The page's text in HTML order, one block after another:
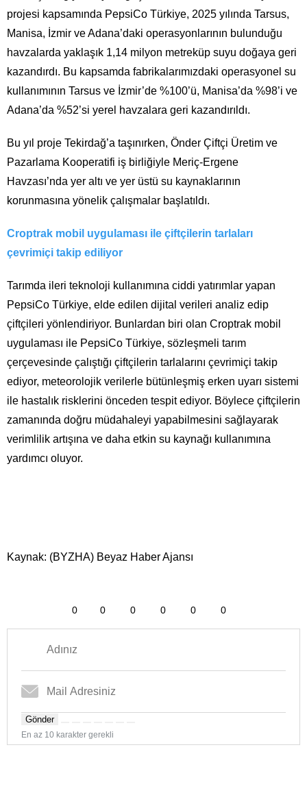
projesi kapsamında PepsiCo Türkiye, 2025 yılında Tarsus,
Manisa, İzmir ve Adana’daki operasyonlarının bulunduğu
havzalarda yaklaşık 1,14 milyon metreküp suyu doğaya geri
kazandırdı. Bu kapsamda fabrikalarımızdaki operasyonel su
kullanımının Tarsus ve İzmir’de %100’ü, Manisa’da %98’i ve
Adana’da %52’si yerel havzalara geri kazandırıldı.
Bu yıl proje Tekirdağ’a taşınırken, Önder Çiftçi Üretim ve
Pazarlama Kooperatifi iş birliğiyle Meriç-Ergene
Havzası’nda yer altı ve yer üstü su kaynaklarının
korunmasına yönelik çalışmalar başlatıldı.
Croptrak mobil uygulaması ile çiftçilerin tarlaları
çevrimiçi takip ediliyor
Tarımda ileri teknoloji kullanımına ciddi yatırımlar yapan
PepsiCo Türkiye, elde edilen dijital verileri analiz edip
çiftçileri yönlendiriyor. Bunlardan biri olan Croptrak mobil
uygulaması ile PepsiCo Türkiye, sözleşmeli tarım
çerçevesinde çalıştığı çiftçilerin tarlalarını çevrimiçi takip
ediyor, meteorolojik verilerle bütünleşmiş erken uyarı sistemi
ile hastalık risklerini önceden tespit ediyor. Böylece çiftçilerin
zamanında doğru müdahaleyi yapabilmesini sağlayarak
verimlilik artışına ve daha etkin su kaynağı kullanımına
yardımcı oluyor.
Kaynak: (BYZHA) Beyaz Haber Ajansı
0 0 0 0 0 0
Gönder
En az 10 karakter gerekli